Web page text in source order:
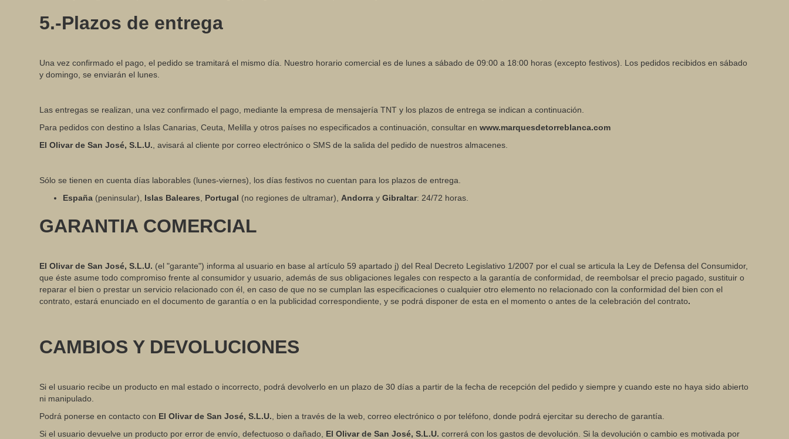
5.-Plazos de entrega
Una vez confirmado el pago, el pedido se tramitará el mismo día. Nuestro horario comercial es de lunes a sábado de 09:00 a 18:00 horas (excepto festivos). Los pedidos recibidos en sábado
y domingo, se enviarán el lunes.
Las entregas se realizan, una vez confirmado el pago, mediante la empresa de mensajería TNT y los plazos de entrega se indican a continuación.
Para pedidos con destino a Islas Canarias, Ceuta, Melilla y otros países no especificados a continuación, consultar enwww.marquesdetorreblanca.com
El Olivar de San José, S.L.U. , avisará al cliente por correo electrónico o SMS de la salida del pedido de nuestros almacenes.
Sólo se tienen en cuenta días laborables (lunes-viernes), los días festivos no cuentan para los plazos de entrega.
España (peninsular), Islas Baleares Portugal (no regiones de ultramar), Andorra yGibraltar: 24/72 horas.
GARANTIA COMERCIAL
El Olivar de San José, S.L.U. (el "garante") informa al usuario en base al artículo 59 apartado j) del Real Decreto Legislativo 1/2007 por el cual se articula la Ley de Defensa del Consumidor,
que éste asume todo compromiso frente al consumidor y usuario, además de sus obligaciones legales con respecto a la garantía de conformidad, de reembolsar el precio pagado, sustituir o
reparar el bien o prestar un servicio relacionado con él, en caso de que no se cumplan las especificaciones o cualquier otro elemento no relacionado con la conformidad del bien con el
contrato, estará enunciado en el documento de garantía o en la publicidad correspondiente, y se podrá disponer de esta en el momento o antes de la celebración del contrato.
CAMBIOS Y DEVOLUCIONES
Si el usuario recibe un producto en mal estado o incorrecto, podrá devolverlo en un plazo de 30 días a partir de la fecha de recepción del pedido y siempre y cuando este no haya sido abierto
ni manipulado.
Podrá ponerse en contacto con El Olivar de San José, S.L.U. , bien a través de la web, correo electrónico o por teléfono, donde podrá ejercitar su derecho de garantía.
Si el usuario devuelve un producto por error de envío, defectuoso o dañado, El Olivar de San José, S.L.U. correrá con los gastos de devolución. Si la devolución o cambio es motivada por